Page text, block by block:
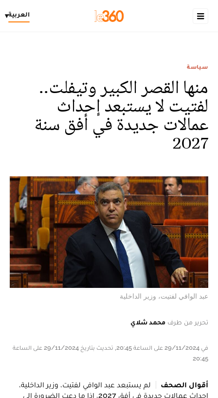
العربية▾
سياسة
منها القصر الكبير وتيفلت..
لفتيت لا يستبعد إحداث
عمالات جديدة في أفق سنة
2027
عبد الوافي لفتيت، وزير الداخلية
تحرير من طرف محمد شلاي
في 29/11/2024 على الساعة 20:45, تحديث بتاريخ 29/11/2024 على الساعة
20:45
أقوال الصحف
لم يستبعد عبد الوافي لفتيت، وزير الداخلية،
إحداث عمالات جديدة فى أفق 2027، إذا ما دعت الضرورة إلى